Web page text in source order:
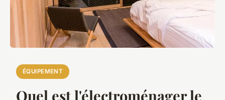
ÉQUIPEMENT
Quel est l'électroménager le